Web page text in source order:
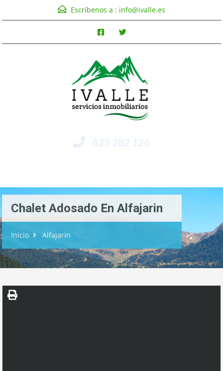
Escríbenos a : info@ivalle.es
625 282 126
Chalet Adosado En Alfajarin
Inicio Alfajarin